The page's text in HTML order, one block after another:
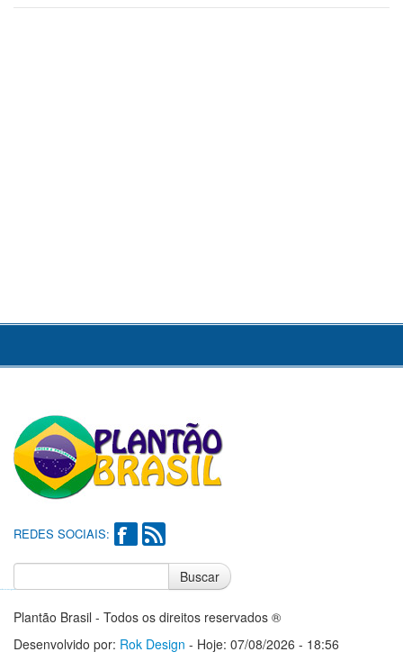
REDES SOCIAIS:
Buscar
Plantão Brasil - Todos os direitos reservados ®
Desenvolvido por: Rok Design - Hoje: 07/08/2026 - 18:56